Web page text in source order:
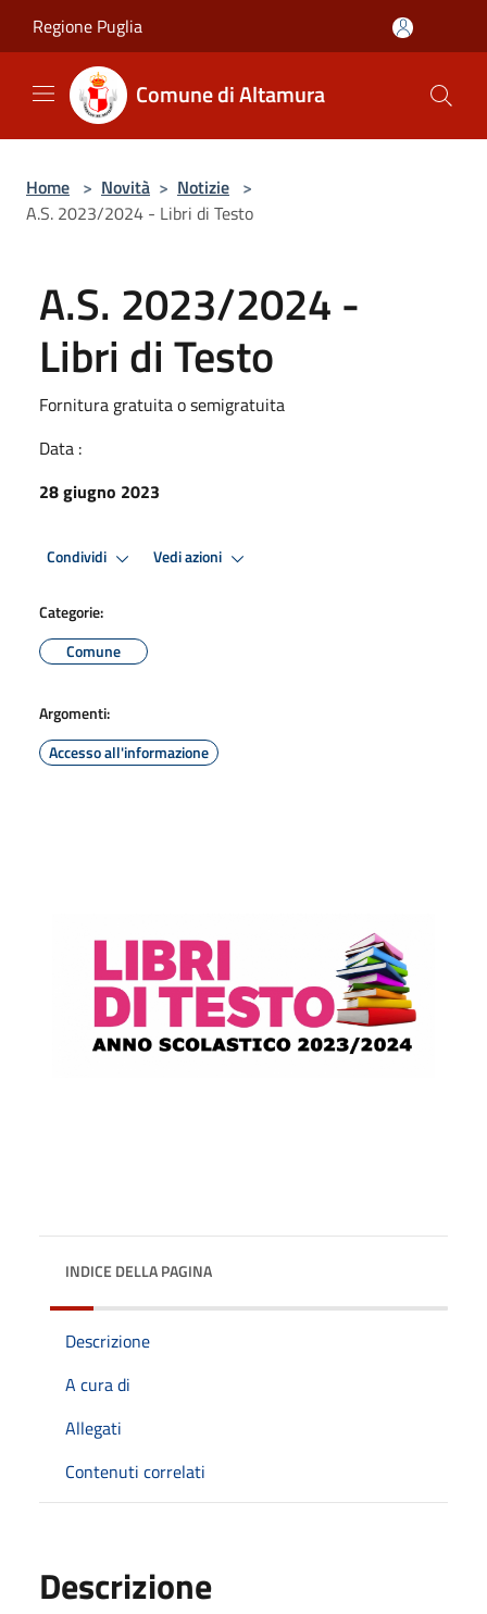
Regione Puglia
Comune di Altamura
Home > Novità > Notizie >
A.S. 2023/2024 - Libri di Testo
A.S. 2023/2024 -
Libri di Testo
Fornitura gratuita o semigratuita
Data :
28 giugno 2023
Condividi Vedi azioni
Categorie:
Comune
Argomenti:
Accesso all'informazione
INDICE DELLA PAGINA
Descrizione
A cura di
Allegati
Contenuti correlati
Descrizione